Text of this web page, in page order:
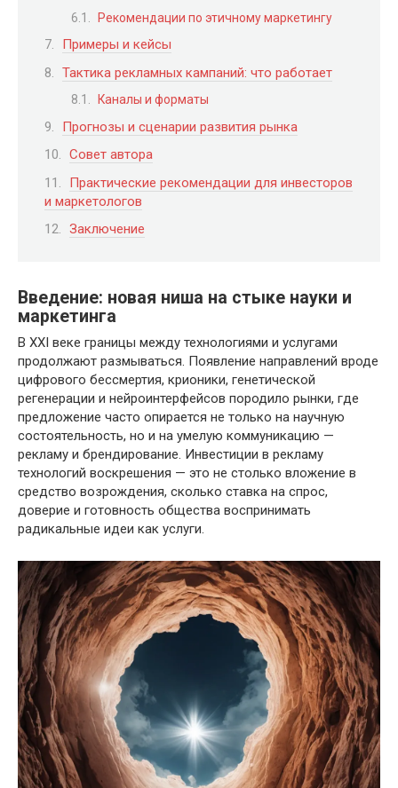
Рекомендации по этичному маркетингу
Примеры и кейсы
Тактика рекламных кампаний: что работает
Каналы и форматы
Прогнозы и сценарии развития рынка
Совет автора
Практические рекомендации для инвесторов
и маркетологов
Заключение
Введение: новая ниша на стыке науки и
маркетинга
В XXI веке границы между технологиями и услугами
продолжают размываться. Появление направлений вроде
цифрового бессмертия, крионики, генетической
регенерации и нейроинтерфейсов породило рынки, где
предложение часто опирается не только на научную
состоятельность, но и на умелую коммуникацию —
рекламу и брендирование. Инвестиции в рекламу
технологий воскрешения — это не столько вложение в
средство возрождения, сколько ставка на спрос,
доверие и готовность общества воспринимать
радикальные идеи как услуги.